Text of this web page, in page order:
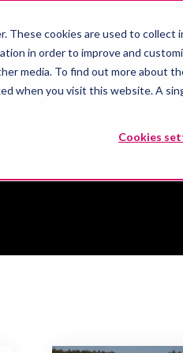
These cookies are used to
in order to improve and
media. To find out more about
when you visit this website. A
Cookies
RATKAISUT